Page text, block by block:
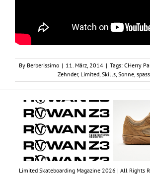
By Berberissimo | 11. März, 2014 | Tags: CHerry
Zehnder, Limited, Skills, Sonne, spass,
Limited Skateboarding Magazine 2026 | All Rights